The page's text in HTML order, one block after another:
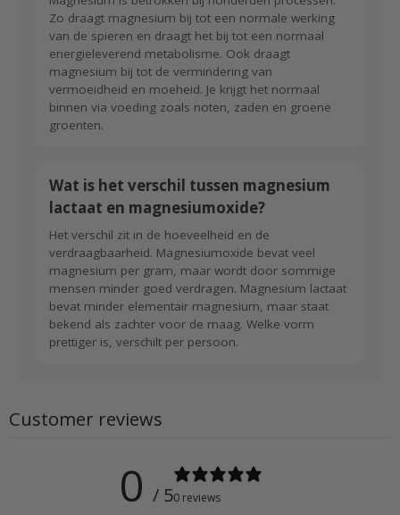
Zo draagt magnesium bij tot een normale werking
van de spieren en draagt het bij tot een normaal
energieleverend metabolisme. Ook draagt
magnesium bij tot de vermindering van
vermoeidheid en moeheid. Je krijgt het normaal
binnen via voeding zoals noten, zaden en groene
groenten.
Wat is het verschil tussen magnesium
lactaat en magnesiumoxide?
Het verschil zit in de hoeveelheid en de
verdraagbaarheid. Magnesiumoxide bevat veel
magnesium per gram, maar wordt door sommige
mensen minder goed verdragen. Magnesium lactaat
bevat minder elementair magnesium, maar staat
bekend als zachter voor de maag. Welke vorm
prettiger is, verschilt per persoon.
Customer reviews
0 / 50 reviews